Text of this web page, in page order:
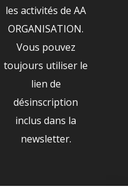
les activités de AA
ORGANISATION.
Vous pouvez
toujours utiliser le
lien de
désinscription
inclus dans la
newsletter.